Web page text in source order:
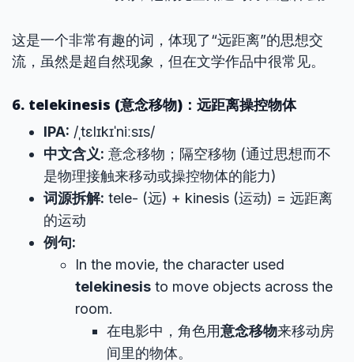
这是一个非常有趣的词，体现了“远距离”的思想交
流，虽然是超自然现象，但在文学作品中很常见。
6. telekinesis (意念移物)：远距离操控物体
IPA: /ˌtɛlɪkɪˈniːsɪs/
中文含义: 意念移物；隔空移物 (通过思想而不
是物理接触来移动或操控物体的能力)
词源拆解: tele- (远) + kinesis (运动) = 远距离
的运动
例句:
In the movie, the character used
telekinesis to move objects across the
room.
在电影中，角色用意念移物来移动房
间里的物体。